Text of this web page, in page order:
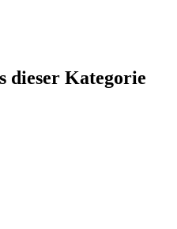
dieser Kategorie